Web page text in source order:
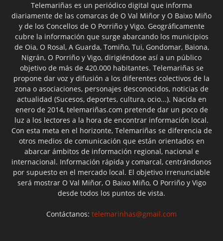
Telemariñas es un periódico digital que informa
diariamente de las comarcas de O Val Miñor y O Baixo Miño
y de los Concellos de O Porriño y Vigo. Geográficamente
cubre la información que surge abarcando los municipios
de Oia, O Rosal, A Guarda, Tomiño, Tui, Gondomar, Baiona,
Nigrán, O Porriño y Vigo, dirigiéndose así a un público
objetivo de más de 420.000 habitantes. Telemariñas se
propone dar voz y difusión a los diferentes colectivos de la
zona o asociaciones, personajes desconocidos, noticias de
actualidad (Sucesos, deportes, cultura, ocio...). Nacida en
enero de 2014, telemariñas.com pretende dar un poco de
luz a los lectores a la hora de encontrar información local.
Con esta meta en el horizonte, Telemariñas se diferencia de
otros medios de comunicación que están orientados en
abarcar ámbitos de información regional, nacional e
internacional. Información rápida y comarcal, centrándonos
por supuesto en el mercado local. El objetivo irrenunciable
será mostrar O Val Miñor, O Baixo Miño, O Porriño y Vigo
desde todos los puntos de vista.
Contáctanos: telemarinhas@gmail.com